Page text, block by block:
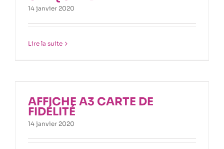
14 janvier 2020
Lire la suite
AFFICHE A3 CARTE DE
FIDÉLITÉ
14 janvier 2020